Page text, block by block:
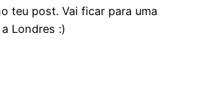
teu post. Vai ficar para uma
Londres :)